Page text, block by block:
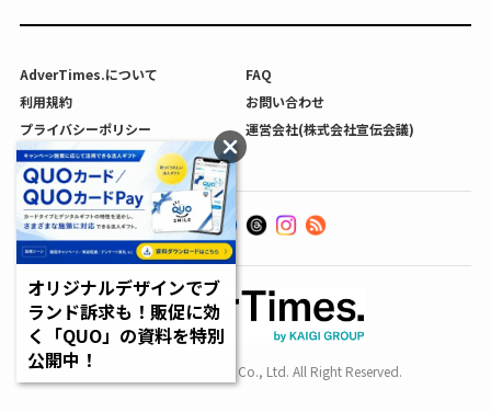
AdverTimes.について
FAQ
利用規約
お問い合わせ
プライバシーポリシー
運営会社(株式会社宣伝会議)
利用者情報の外部送信について
Copyright SENDENKAIGI Co., Ltd. All Right Reserved.
オリジナルデザインでブ
ランド訴求も！販促に効
く「QUO」の資料を特別
公開中！